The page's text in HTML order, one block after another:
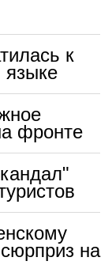
к
языке
фронте
на